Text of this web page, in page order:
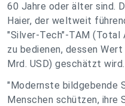
60 Jahre oder älter sind.
Haier, der weltweit
"Silver-Tech"-TAM (Total
zu bedienen, dessen
Mrd. USD) geschätzt wird.
"Modernste bildgebende
Menschen schützen, ihre